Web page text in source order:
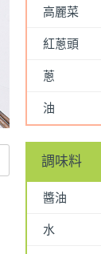
高麗菜
紅蔥頭
蔥
油
調味料
醬油
水